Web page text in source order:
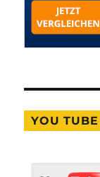
YOU